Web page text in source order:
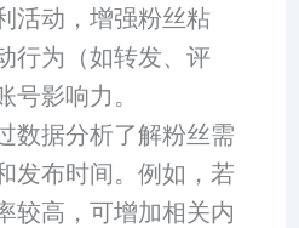
活动，增强粉丝粘
行为（如转发、评
影响力。
数据分析了解粉丝需
发布时间。例如，若
较高，可增加相关内